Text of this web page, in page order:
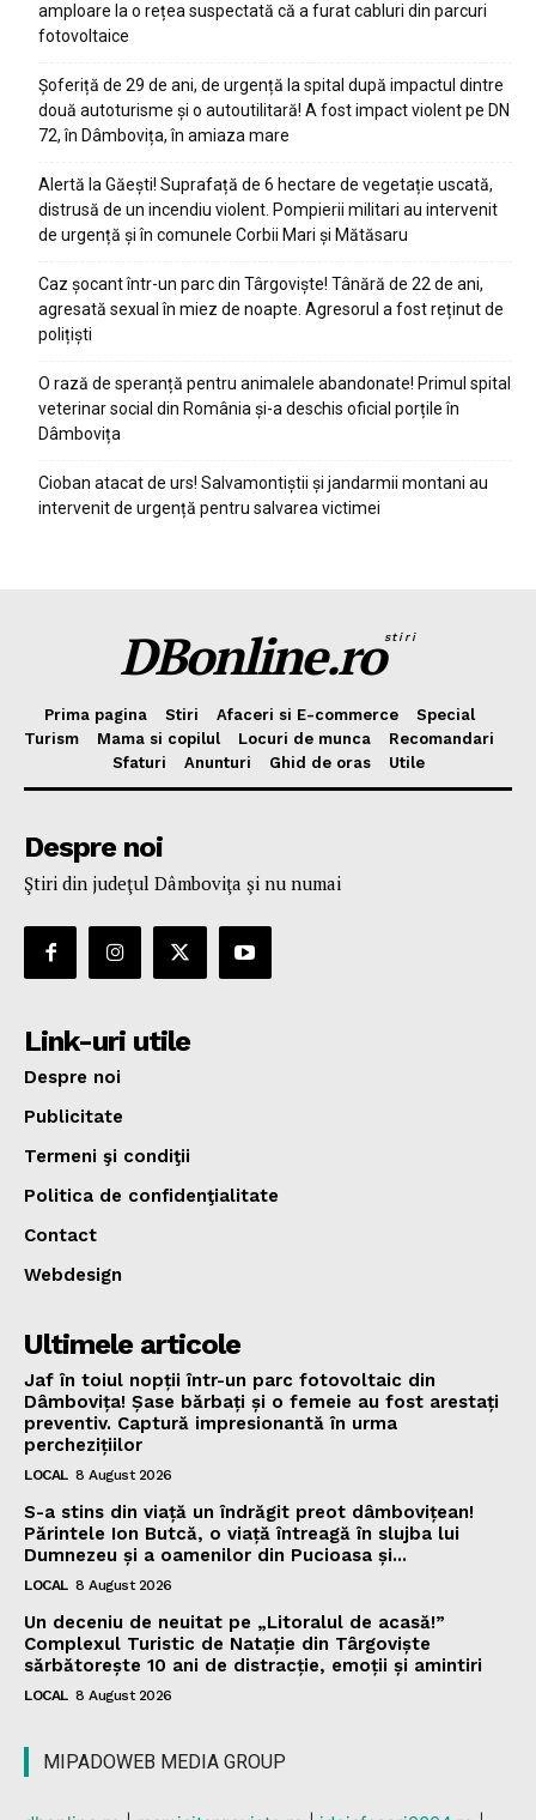
amploare la o rețea suspectată că a furat cabluri din parcuri
fotovoltaice
Șoferiță de 29 de ani, de urgență la spital după impactul dintre
două autoturisme și o autoutilitară! A fost impact violent pe DN
72, în Dâmbovița, în amiaza mare
Alertă la Găești! Suprafață de 6 hectare de vegetație uscată,
distrusă de un incendiu violent. Pompierii militari au intervenit
de urgență și în comunele Corbii Mari și Mătăsaru
Caz șocant într-un parc din Târgoviște! Tânără de 22 de ani,
agresată sexual în miez de noapte. Agresorul a fost reținut de
polițiști
O rază de speranță pentru animalele abandonate! Primul spital
veterinar social din România și-a deschis oficial porțile în
Dâmbovița
Cioban atacat de urs! Salvamontiștii și jandarmii montani au
intervenit de urgență pentru salvarea victimei
DBonline.rostiri
Prima pagina Stiri Afaceri si E-commerce
Special
Turism
Mama si copilul Locuri de munca
Recomandari
Sfaturi
Anunturi Ghid de oras Utile
Despre noi
Ştiri din judeţul Dâmboviţa şi nu numai
Link-uri utile
Despre noi
Publicitate
Termeni şi condiţii
Politica de confidenţialitate
Contact
Webdesign
Ultimele articole
Jaf în toiul nopții într-un parc fotovoltaic din
Dâmbovița! Șase bărbați și o femeie au fost arestați
preventiv. Captură impresionantă în urma
perchezițiilor
LOCAL 8 August 2026
S-a stins din viață un îndrăgit preot dâmbovițean!
Părintele Ion Butcă, o viață întreagă în slujba lui
Dumnezeu și a oamenilor din Pucioasa și...
LOCAL 8 August 2026
Un deceniu de neuitat pe „Litoralul de acasă!”
Complexul Turistic de Natație din Târgoviște
sărbătorește 10 ani de distracție, emoții și amintiri
LOCAL 8 August 2026
MIPADOWEB MEDIA GROUP